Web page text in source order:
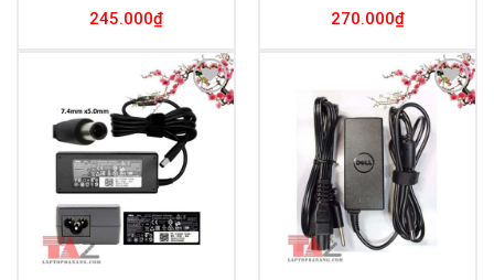
245.000₫
270.000₫
Add to
Wishlist
Add to
Wishlist